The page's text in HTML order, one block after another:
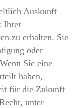
Auskunft
Ihrer
zu erhalten. Sie
oder
Sie eine
haben,
für die Zukunft
unter